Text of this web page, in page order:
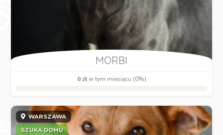
MORBI
0 złw tym miesiącu (0%)
WARSZAWA
SZUKA DOMU